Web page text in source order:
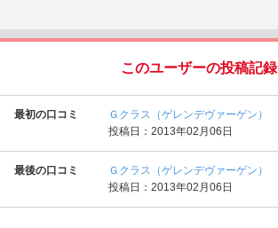
このユーザーの投稿記録
最初の口コミ
Ｇクラス（ゲレンデヴァーゲン）
投稿日：2013年02月06日
最後の口コミ
Ｇクラス（ゲレンデヴァーゲン）
投稿日：2013年02月06日